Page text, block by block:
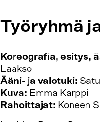
Työryhmä
Koreografia, esitys,
Laakso
Ääni- ja valotuki:
Kuva: Emma Karppi
Rahoittajat: Koneen